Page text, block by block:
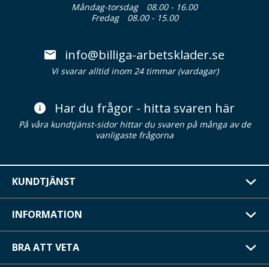
Måndag-torsdag
08.00 - 16.00
Fredag
08.00 - 15.00
info@billiga-arbetsklader.se
Vi svarar alltid inom 24 timmar (vardagar)
Har du frågor - hitta svaren här
På våra kundtjänst-sidor hittar du svaren på många av de
vanligaste frågorna
KUNDTJÄNST
INFORMATION
BRA ATT VETA